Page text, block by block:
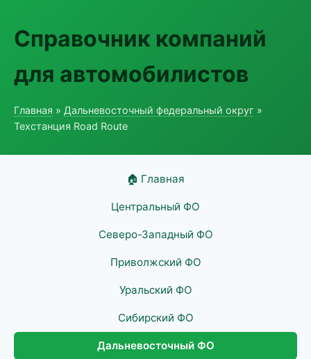
Справочник компаний
для автомобилистов
Главная » Дальневосточный федеральный округ »
Техстанция Road Route
🏠 Главная
Центральный ФО
Северо-Западный ФО
Приволжский ФО
Уральский ФО
Сибирский ФО
Дальневосточный ФО